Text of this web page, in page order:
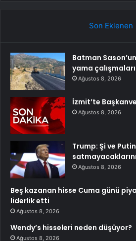
Son Eklenen
Batman
yama
Ağustos 8, 2026
İzmit’te
Ağustos 8, 2026
Trump: Şi ve
Ağustos 8, 2026
Beş kazanan hisse Cuma günü
liderlik etti
Ağustos 8, 2026
Wendy’s hisseleri neden düşüyor?
Ağustos 8, 2026